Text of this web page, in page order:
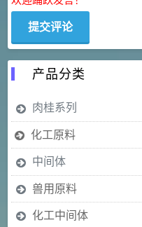
产品分类
肉桂系列
化工原料
中间体
兽用原料
化工中间体